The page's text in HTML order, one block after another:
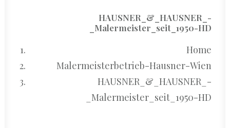
HAUSNER_&_HAUSNER_-
_Malermeister_seit_1950-HD
Home
Malermeisterbetrieb-Hausner-Wien
HAUSNER_&_HAUSNER_-
_Malermeister_seit_1950-HD